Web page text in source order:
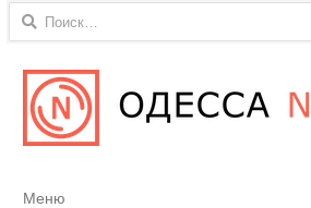
Найти:
Menu
Меню